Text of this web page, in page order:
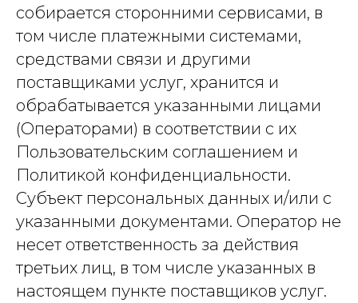
собирается сторонними сервисами, в
том числе платежными системами,
средствами связи и другими
поставщиками услуг, хранится и
обрабатывается указанными лицами
(Операторами) в соответствии с их
Пользовательским соглашением и
Политикой конфиденциальности.
Субъект персональных данных и/или с
указанными документами. Оператор не
несет ответственность за действия
третьих лиц, в том числе указанных в
настоящем пункте поставщиков услуг.